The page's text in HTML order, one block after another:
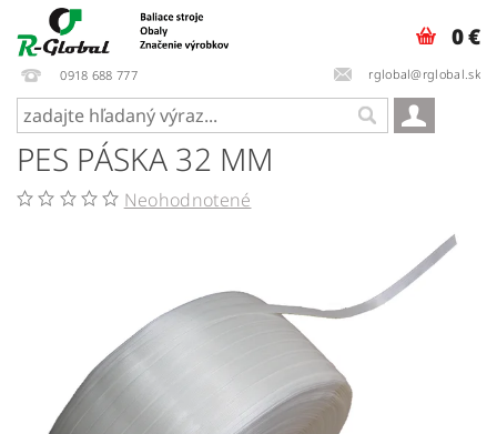
0918 688 777 rglobal@rglobal.sk
0 €
PES PÁSKA 32 MM
Neohodnotené